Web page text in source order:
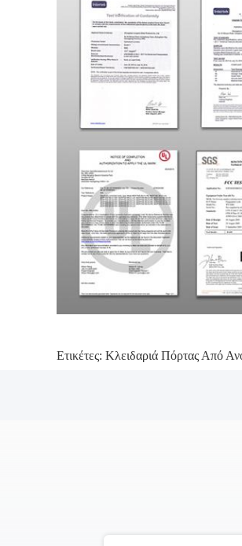
Ετικέτες: Κλειδαριά Πόρτας Από